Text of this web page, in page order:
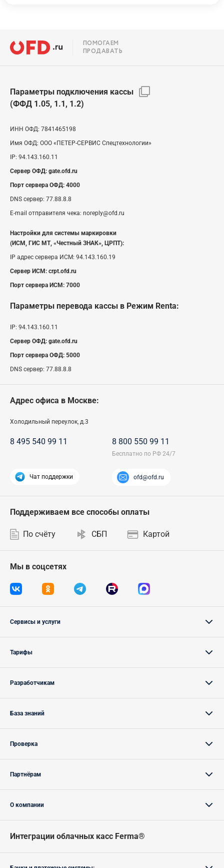
ПОМОГАЕМ
ПРОДАВАТЬ
Параметры подключения кассы
(ФФД 1.05, 1.1, 1.2)
ИНН ОФД: 7841465198
Имя ОФД: ООО «ПЕТЕР-СЕРВИС Спецтехнологии»
IP: 94.143.160.11
Сервер ОФД: gate.ofd.ru
Порт сервера ОФД: 4000
DNS сервер: 77.88.8.8
E-mail отправителя чека: noreply@ofd.ru
Настройки для системы маркировки
(ИСМ, ГИС МТ, «Честный ЗНАК», ЦРПТ):
IP адрес сервера ИСМ: 94.143.160.19
Сервер ИСМ: crpt.ofd.ru
Порт сервера ИСМ: 7000
Параметры перевода кассы в Режим Renta:
IP: 94.143.160.11
Сервер ОФД: gate.ofd.ru
Порт сервера ОФД: 5000
DNS сервер: 77.88.8.8
Адрес офиса в Москве:
Холодильный переулок, д.3
8 495 540 99 11 8 800 550 99 11
Чат поддержки ofd@ofd.ru
Мы в соцсетях
Поддерживаем все способы оплаты
По счёту СБП Картой
Сервисы и услуги
Тарифы
Разработчикам
База знаний
Проверка
Партнёрам
О компании
Интеграции облачных касс Ferma®